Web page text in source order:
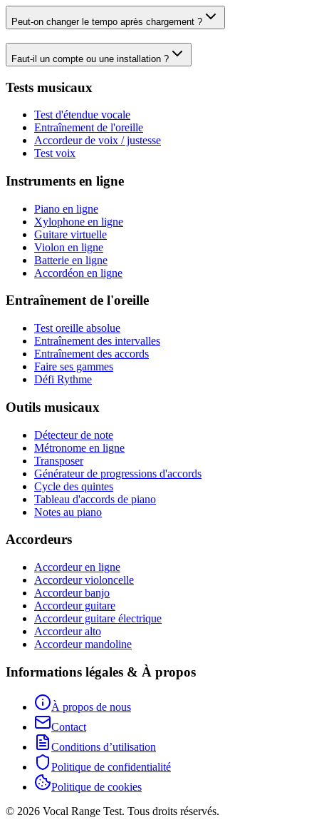
Peut-on changer le tempo après chargement ?
Faut-il un compte ou une installation ?
Tests musicaux
Test d'étendue vocale
Entraînement de l'oreille
Accordeur de voix / justesse
Test voix
Instruments en ligne
Piano en ligne
Xylophone en ligne
Guitare virtuelle
Violon en ligne
Batterie en ligne
Accordéon en ligne
Entraînement de l'oreille
Test oreille absolue
Entraînement des intervalles
Entraînement des accords
Faire ses gammes
Défi Rythme
Outils musicaux
Détecteur de note
Métronome en ligne
Transposer
Générateur de progressions d'accords
Cycle des quintes
Tableau d'accords de piano
Notes au piano
Accordeurs
Accordeur en ligne
Accordeur violoncelle
Accordeur banjo
Accordeur guitare
Accordeur guitare électrique
Accordeur alto
Accordeur mandoline
Informations légales & À propos
À propos de nous
Contact
Conditions d’utilisation
Politique de confidentialité
Politique de cookies
© 2026 Vocal Range Test. Tous droits réservés.